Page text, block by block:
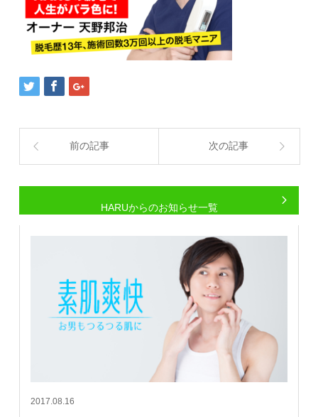
前の記事 次の記事
HARUからのお知らせ一覧
2017.08.16